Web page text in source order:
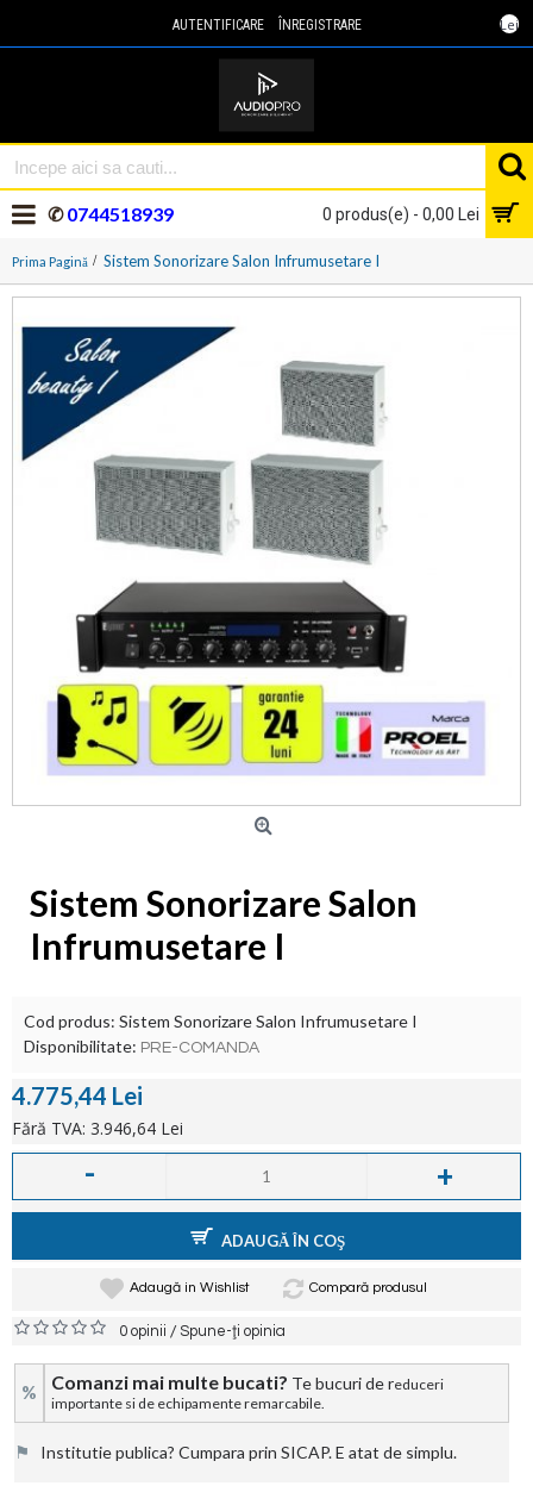
Lei
AUTENTIFICARE ÎNREGISTRARE
0 produs(e) - 0,00 Lei
✆0744518939
Prima Pagină Sistem Sonorizare Salon Infrumusetare I
Sistem Sonorizare Salon
Infrumusetare I
Cod produs: Sistem Sonorizare Salon Infrumusetare I
Disponibilitate: PRE-COMANDA
4.775,44 Lei
Fără TVA: 3.946,64 Lei
- +
ADAUGĂ ÎN COŞ
Adaugă in Wishlist Compară produsul
0 opinii /Spune-ţi opinia
% Comanzi mai multe bucati? Te bucuri de reduceri
importante si de echipamente remarcabile.
⚑ Institutie publica? Cumpara prin SICAP. E atat de simplu.